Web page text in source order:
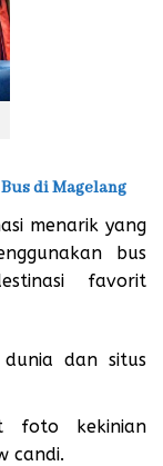
di Magelang
menarik yang
bus
favorit
dan situs
kekinian
candi.